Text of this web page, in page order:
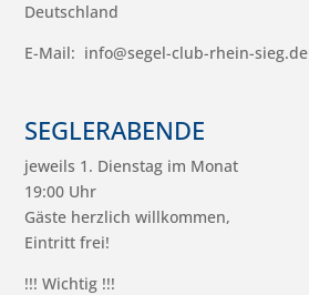
Deutschland
E-Mail: info@segel-club-rhein-sieg.de
SEGLERABENDE
jeweils 1. Dienstag im Monat
19:00 Uhr
Gäste herzlich willkommen,
Eintritt frei!
!!! Wichtig !!!